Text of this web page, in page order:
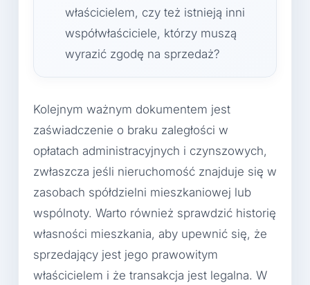
właścicielem, czy też istnieją inni
współwłaściciele, którzy muszą
wyrazić zgodę na sprzedaż?
Kolejnym ważnym dokumentem jest
zaświadczenie o braku zaległości w
opłatach administracyjnych i czynszowych,
zwłaszcza jeśli nieruchomość znajduje się w
zasobach spółdzielni mieszkaniowej lub
wspólnoty. Warto również sprawdzić historię
własności mieszkania, aby upewnić się, że
sprzedający jest jego prawowitym
właścicielem i że transakcja jest legalna. W